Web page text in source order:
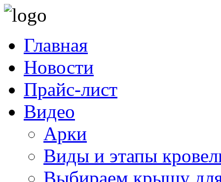
Главная
Новости
Прайс-лист
Видео
Арки
Виды и этапы